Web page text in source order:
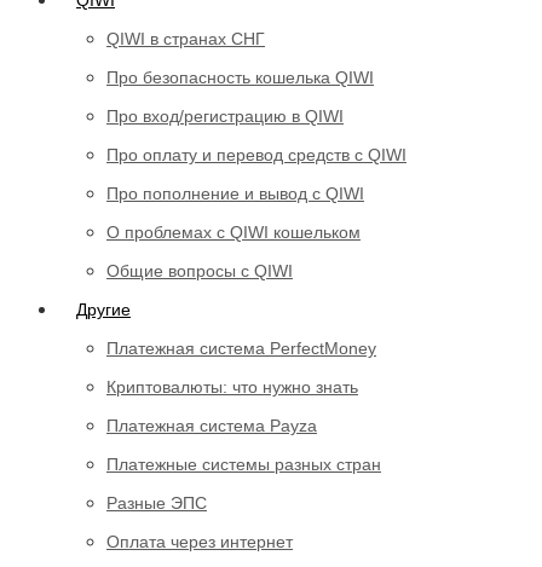
QIWI в странах СНГ
Про безопасность кошелька QIWI
Про вход/регистрацию в QIWI
Про оплату и перевод средств c QIWI
Про пополнение и вывод с QIWI
О проблемах с QIWI кошельком
Общие вопросы с QIWI
Другие
Платежная система PerfectMoney
Криптовалюты: что нужно знать
Платежная система Payza
Платежные системы разных стран
Разные ЭПС
Оплата через интернет